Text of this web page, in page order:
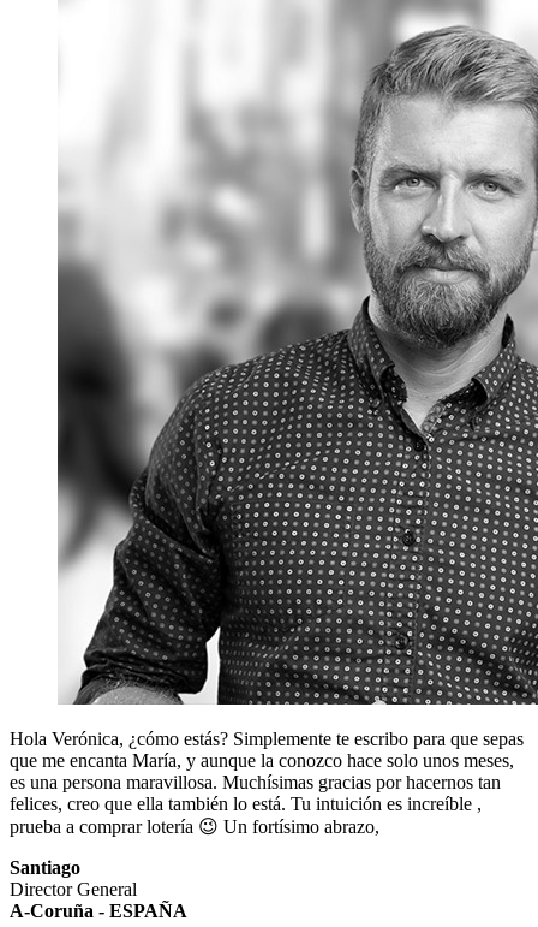
Hola Verónica, ¿cómo estás? Simplemente te escribo para que sepas
que me encanta María, y aunque la conozco hace solo unos meses,
es una persona maravillosa. Muchísimas gracias por hacernos tan
felices, creo que ella también lo está. Tu intuición es increíble ,
prueba a comprar lotería 😉 Un fortísimo abrazo,
Santiago
Director General
A-Coruña - ESPAÑA